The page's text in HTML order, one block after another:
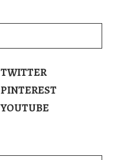
TWITTER
PINTEREST
YOUTUBE